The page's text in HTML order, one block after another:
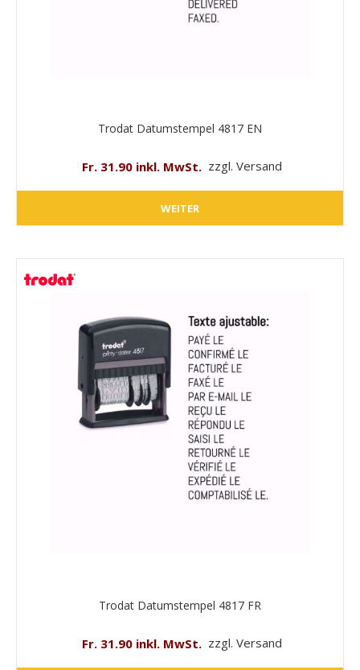
Trodat Datumstempel 4817 EN
Fr. 31.90 inkl. MwSt. zzgl. Versand
WEITER
Trodat Datumstempel 4817 FR
Fr. 31.90 inkl. MwSt. zzgl. Versand